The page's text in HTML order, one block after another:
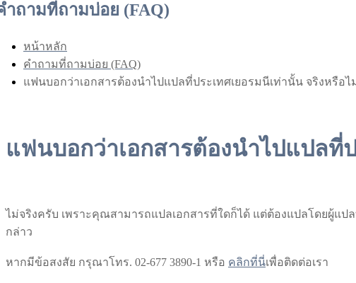
ำถามที่ถามบ่อย (FAQ)
หน้าหลัก
คำถามที่ถามบ่อย (FAQ)
แฟนบอกว่าเอกสารต้องนำไปแปลที่ประเทศเยอรมนีเท่านั้น จริงหรือไ
แฟนบอกว่าเอกสารต้องนำไปแปลที่
ไม่จริงครับ เพราะคุณสามารถแปลเอกสารที่ใดก็ได้ แต่ต้องแปลโดยผู้แ
กล่าว
หากมีข้อสงสัย กรุณาโทร. 02-677 3890-1 หรือ​ คลิกที่นี่เพื่อติดต่อเรา